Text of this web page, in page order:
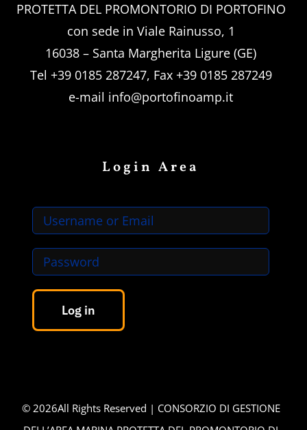
PROTETTA DEL PROMONTORIO DI PORTOFINO
con sede in Viale Rainusso, 1
16038 – Santa Margherita Ligure (GE)
Tel +39 0185 287247, Fax +39 0185 287249
e-mail info@portofinoamp.it
Login Area
Log in
© 2026All Rights Reserved | CONSORZIO DI GESTIONE